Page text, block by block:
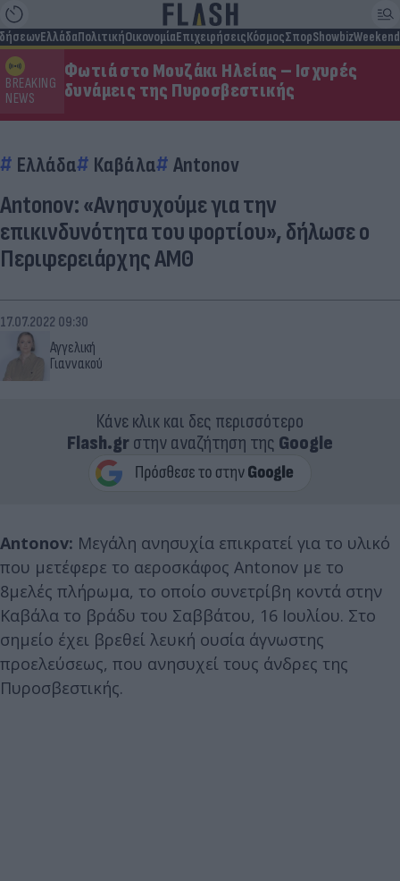
ΕλλάδαΠολιτικήΟικονομίαΕπιχειρήσειςΚόσμοςΣπορShowbizWeekend
BREAKING
NEWS
Φωτιά στο Μουζάκι Ηλείας – Ισχυρές
δυνάμεις της Πυροσβεστικής
Ελλάδα Καβάλα Antonov
Antonov: «Ανησυχούμε για την
επικινδυνότητα του φορτίου», δήλωσε ο
Περιφερειάρχης ΑΜΘ
Αγγελική
Γιαννακού
17.07.2022 09:30
Κάνε κλικ και δες περισσότερο
Flash.grστην αναζήτηση της Google
Antonov: Μεγάλη ανησυχία επικρατεί για το υλικό
που μετέφερε το αεροσκάφος Antonov με το
8μελές πλήρωμα, το οποίο συνετρίβη κοντά στην
Καβάλα το βράδυ του Σαββάτου, 16 Ιουλίου. Στο
σημείο έχει βρεθεί λευκή ουσία άγνωστης
προελεύσεως, που ανησυχεί τους άνδρες της
Πυροσβεστικής.